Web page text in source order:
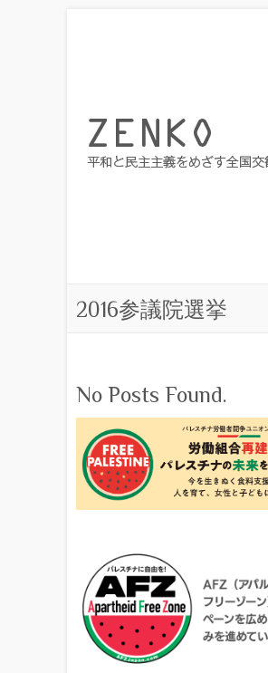
2016参議院選挙
No Posts Found.